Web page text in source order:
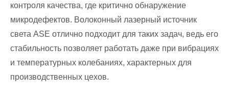
контроля качества, где критично обнаружение
микродефектов. Волоконный лазерный источник
света ASE отлично подходит для таких задач, ведь его
стабильность позволяет работать даже при вибрациях
и температурных колебаниях, характерных для
производственных цехов.